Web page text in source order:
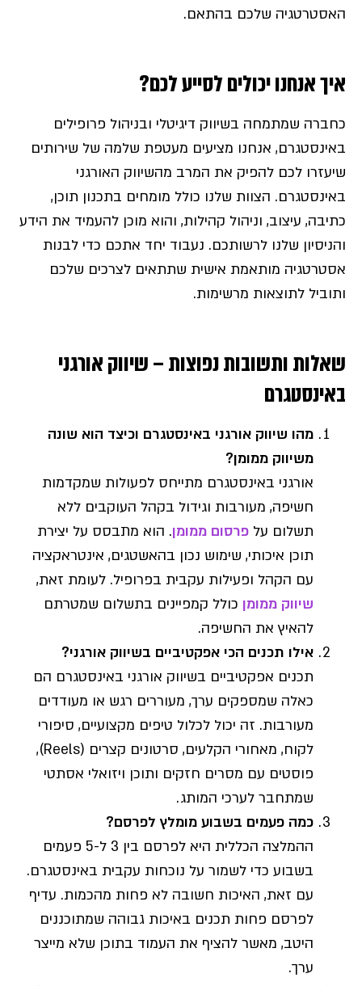
האסטרטגיה שלכם בהתאם.
איך אנחנו יכולים לסייע לכם?
כחברה שמתמחה בשיווק דיגיטלי ובניהול פרופילים
באינסטגרם, אנחנו מציעים מעטפת שלמה של שירותים
שיעזרו לכם להפיק את המרב מהשיווק האורגני
באינסטגרם. הצוות שלנו כולל מומחים בתכנון תוכן,
כתיבה, עיצוב, וניהול קהילות, והוא מוכן להעמיד את הידע
והניסיון שלנו לרשותכם. נעבוד יחד אתכם כדי לבנות
אסטרטגיה מותאמת אישית שתתאים לצרכים שלכם
ותוביל לתוצאות מרשימות.
שאלות ותשובות נפוצות – שיווק אורגני
באינסטגרם
מהו שיווק אורגני באינסטגרם וכיצד הוא שונה
משיווק ממומן?
אורגני באינסטגרם מתייחס לפעולות שמקדמות
חשיפה, מעורבות וגידול בקהל העוקבים ללא
תשלום על פרסום ממומן. הוא מתבסס על יצירת
תוכן איכותי, שימוש נכון בהאשטגים, אינטראקציה
עם הקהל ופעילות עקבית בפרופיל. לעומת זאת,
שיווק ממומן כולל קמפיינים בתשלום שמטרתם
להאיץ את החשיפה.
אילו תכנים הכי אפקטיביים בשיווק אורגני?
תכנים אפקטיביים בשיווק אורגני באינסטגרם הם
כאלה שמספקים ערך, מעוררים רגש או מעודדים
מעורבות. זה יכול לכלול טיפים מקצועיים, סיפורי
לקוח, מאחורי הקלעים, סרטונים קצרים (Reels),
פוסטים עם מסרים חזקים ותוכן ויזואלי אסתטי
שמתחבר לערכי המותג.
כמה פעמים בשבוע מומלץ לפרסם?
ההמלצה הכללית היא לפרסם בין 3 ל-5 פעמים
בשבוע כדי לשמור על נוכחות עקבית באינסטגרם.
עם זאת, האיכות חשובה לא פחות מהכמות. עדיף
לפרסם פחות תכנים באיכות גבוהה שמתוכננים
היטב, מאשר להציף את העמוד בתוכן שלא מייצר
ערך.